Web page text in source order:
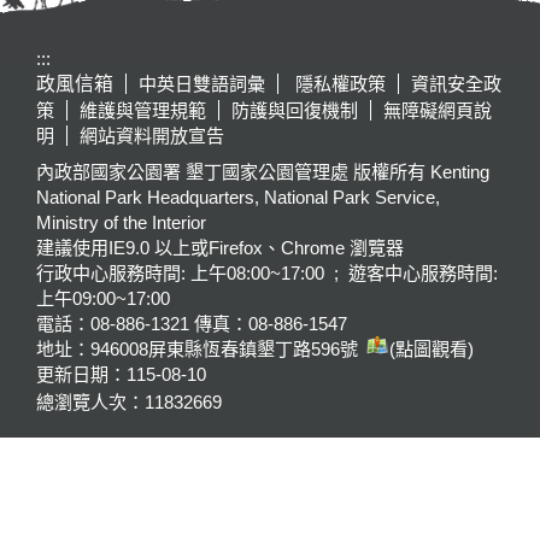
:::
政風信箱
中英日雙語詞彙 隱私權政策
資訊安全政
策
維護與管理規範 防護與回復機制
無障礙網頁說
明
網站資料開放宣告
內政部國家公園署 墾丁國家公園管理處 版權所有 Kenting
National Park Headquarters, National Park Service,
Ministry of the Interior
建議使用IE9.0 以上或Firefox、Chrome 瀏覽器
行政中心服務時間: 上午08:00~17:00 ; 遊客中心服務時間:
上午09:00~17:00
電話：08-886-1321 傳真：08-886-1547
地址：946008屏東縣恆春鎮墾丁路596號
(點圖觀看)
更新日期： 115-08-10
總瀏覽人次： 11832669